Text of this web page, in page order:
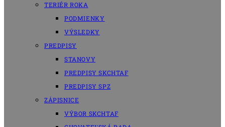
TERIÉR ROKA
PODMIENKY
VÝSLEDKY
PREDPISY
STANOVY
PREDPISY SKCHTAF
PREDPISY SPZ
ZÁPISNICE
VÝBOR SKCHTAF